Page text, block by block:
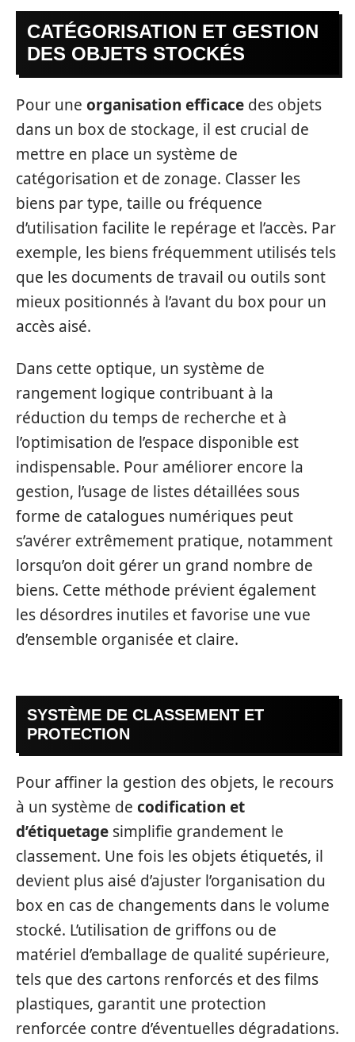
CATÉGORISATION ET GESTION
DES OBJETS STOCKÉS
Pour une organisation efficace des objets
dans un box de stockage, il est crucial de
mettre en place un système de
catégorisation et de zonage. Classer les
biens par type, taille ou fréquence
d’utilisation facilite le repérage et l’accès. Par
exemple, les biens fréquemment utilisés tels
que les documents de travail ou outils sont
mieux positionnés à l’avant du box pour un
accès aisé.
Dans cette optique, un système de
rangement logique contribuant à la
réduction du temps de recherche et à
l’optimisation de l’espace disponible est
indispensable. Pour améliorer encore la
gestion, l’usage de listes détaillées sous
forme de catalogues numériques peut
s’avérer extrêmement pratique, notamment
lorsqu’on doit gérer un grand nombre de
biens. Cette méthode prévient également
les désordres inutiles et favorise une vue
d’ensemble organisée et claire.
SYSTÈME DE CLASSEMENT ET
PROTECTION
Pour affiner la gestion des objets, le recours
à un système de codification et
d’étiquetage simplifie grandement le
classement. Une fois les objets étiquetés, il
devient plus aisé d’ajuster l’organisation du
box en cas de changements dans le volume
stocké. L’utilisation de griffons ou de
matériel d’emballage de qualité supérieure,
tels que des cartons renforcés et des films
plastiques, garantit une protection
renforcée contre d’éventuelles dégradations.